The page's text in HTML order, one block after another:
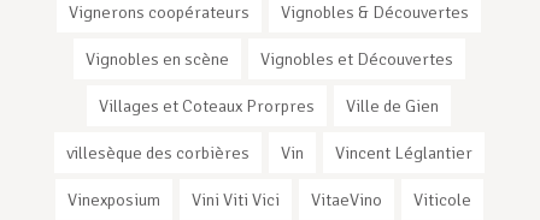
Vignerons coopérateurs Vignobles & Découvertes
Vignobles en scène Vignobles et Découvertes
Villages et Coteaux Prorpres Ville de Gien
villesèque des corbières Vin Vincent Léglantier
Vinexposium Vini Viti Vici VitaeVino Viticole